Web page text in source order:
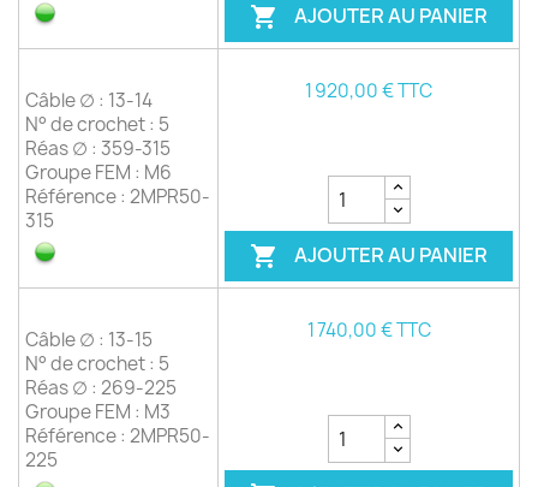
 AJOUTER AU PANIER
Câble ∅ : 13-14
N° de crochet : 5
Réas ∅ : 359-315
Groupe FEM : M6
Référence : 2MPR50-
315
1 920,00 € TTC
 AJOUTER AU PANIER
Câble ∅ : 13-15
N° de crochet : 5
Réas ∅ : 269-225
Groupe FEM : M3
Référence : 2MPR50-
225
1 740,00 € TTC